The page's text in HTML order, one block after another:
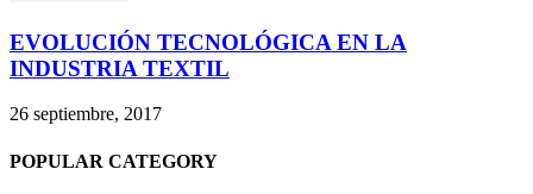
EVOLUCIÓN TECNOLÓGICA EN LA
INDUSTRIA TEXTIL
26 septiembre, 2017
POPULAR CATEGORY